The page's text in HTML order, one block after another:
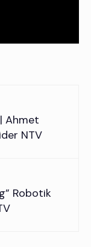
| Ahmet
NTV
Robotik